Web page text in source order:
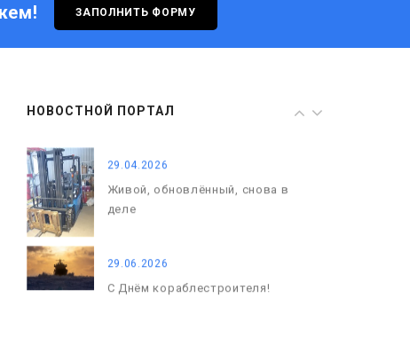
ЗАПОЛНИТЬ ФОРМУ
НОВОСТНОЙ ПОРТАЛ
С Днём кораблестроителя!
С Днём Победы. Память, которая
29.04.2026
Живой, обновлённый, снова в
деле
29.06.2026
С Днём кораблестроителя!